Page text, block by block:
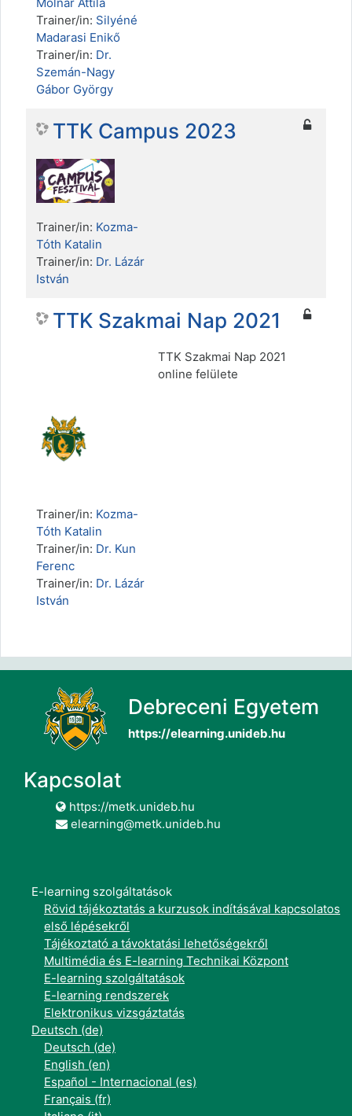
Trainer/in: Silyéné
Madarasi Enikő
Trainer/in: Dr.
Szemán-Nagy
Gábor György
TTK Campus 2023
Trainer/in: Kozma-
Tóth Katalin
Trainer/in: Dr. Lázár
István
TTK Szakmai Nap 2021
TTK Szakmai Nap 2021
online felülete
Trainer/in: Kozma-
Tóth Katalin
Trainer/in: Dr. Kun
Ferenc
Trainer/in: Dr. Lázár
István
Debreceni Egyetem
https://elearning.unideb.hu
Kapcsolat
https://metk.unideb.hu
elearning@metk.unideb.hu
E-learning szolgáltatások
Rövid tájékoztatás a kurzusok indításával kapcsolatos
első lépésekről
Tájékoztató a távoktatási lehetőségekről
Multimédia és E-learning Technikai Központ
E-learning szolgáltatások
E-learning rendszerek
Elektronikus vizsgáztatás
Deutsch ‎(de)‎
Deutsch ‎(de)‎
English ‎(en)‎
Español - Internacional ‎(es)‎
Français ‎(fr)‎